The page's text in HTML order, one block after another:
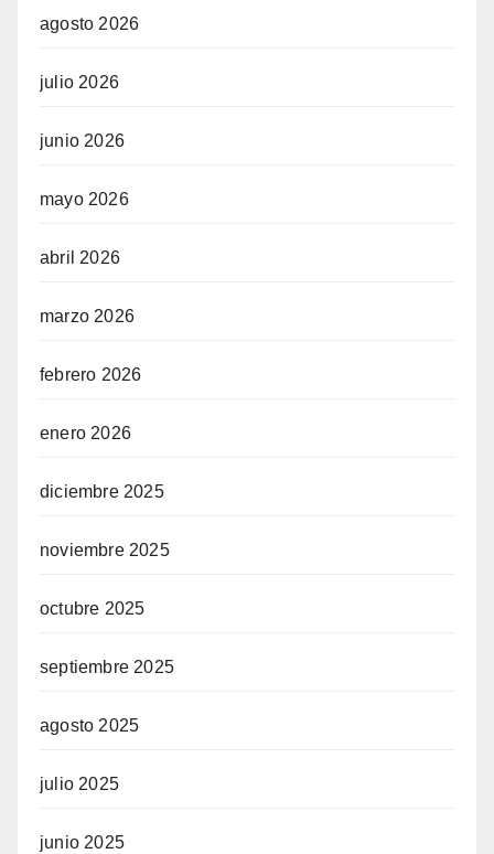
agosto 2026
julio 2026
junio 2026
mayo 2026
abril 2026
marzo 2026
febrero 2026
enero 2026
diciembre 2025
noviembre 2025
octubre 2025
septiembre 2025
agosto 2025
julio 2025
junio 2025